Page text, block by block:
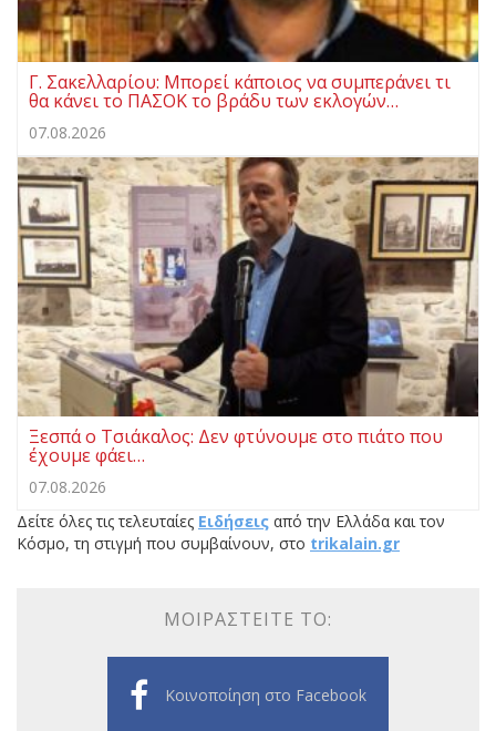
Γ. Σακελλαρίου: Μπορεί κάποιος να συμπεράνει τι
θα κάνει το ΠΑΣΟΚ το βράδυ των εκλογών…
07.08.2026
Ξεσπά ο Τσιάκαλος: Δεν φτύνουμε στο πιάτο που
έχουμε φάει…
07.08.2026
Δείτε όλες τις τελευταίες Ειδήσεις από την Ελλάδα και τον
Κόσμο, τη στιγμή που συμβαίνουν, στο trikalain.gr
ΜΟΙΡΑΣΤΕΊΤΕ ΤΟ:
Κοινοποίηση στο Facebook